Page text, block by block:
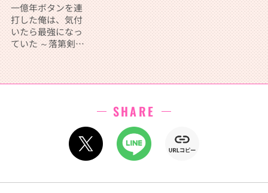
一億年ボタンを連
打した俺は、気付
いたら最強になっ
ていた ～落第剣士
SHARE